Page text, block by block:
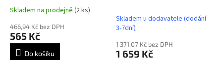
8701250
Průměrné
produktu
je
5,0
Skladem na prodejně (2 ks)
466,94 Kč bez DPH
565 Kč
Do košíku
Skladem u dodavatele (dodání
3-7dní)
1 371,07 Kč bez DPH
1 659 Kč